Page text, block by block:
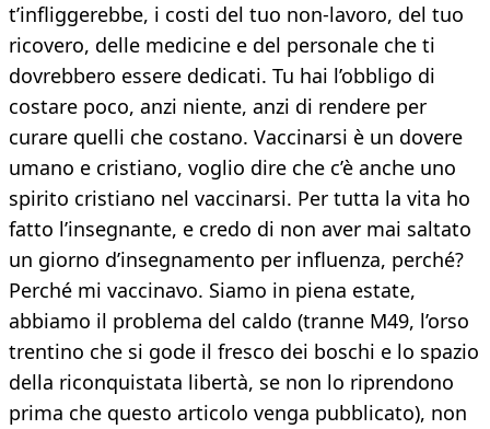
t’infliggerebbe, i costi del tuo non-lavoro, del tuo
ricovero, delle medicine e del personale che ti
dovrebbero essere dedicati. Tu hai l’obbligo di
costare poco, anzi niente, anzi di rendere per
curare quelli che costano. Vaccinarsi è un dovere
umano e cristiano, voglio dire che c’è anche uno
spirito cristiano nel vaccinarsi. Per tutta la vita ho
fatto l’insegnante, e credo di non aver mai saltato
un giorno d’insegnamento per influenza, perché?
Perché mi vaccinavo. Siamo in piena estate,
abbiamo il problema del caldo (tranne M49, l’orso
trentino che si gode il fresco dei boschi e lo spazio
della riconquistata libertà, se non lo riprendono
prima che questo articolo venga pubblicato), non